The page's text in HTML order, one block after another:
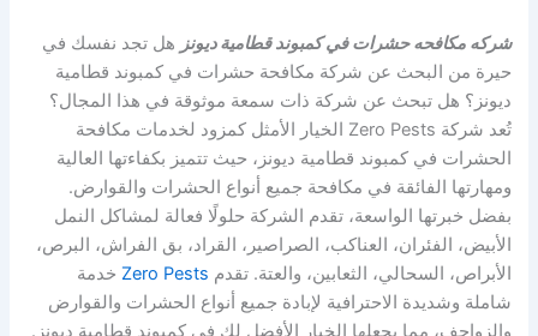
شركه مكافحه حشرات في كمبوند قطامية ديونز هل تجد نفسك في
حيرة من البحث عن شركة مكافحة حشرات في كمبوند قطامية
ديونز؟ هل تبحث عن شركة ذات سمعة موثوقة في هذا المجال؟
تُعد شركة Zero Pests الخيار الأمثل كمزود لخدمات مكافحة
الحشرات في كمبوند قطامية ديونز، حيث تتميز بكفاءتها العالية
ومهارتها الفائقة في مكافحة جميع أنواع الحشرات والقوارض.
بفضل خبرتها الواسعة، تقدم الشركة حلولًا فعالة لمشاكل النمل
الأبيض، الفئران، العناكب، الصراصير، القراد، بق الفراش، البرص،
الأبراص، السحالي، الثعابين، والعتة. تقدم Zero Pests خدمة
شاملة وشديدة الاحترافية لإبادة جميع أنواع الحشرات والقوارض
والزواحف، مما يجعلها الخيار الأفضل لك في كمبوند قطامية ديونز.